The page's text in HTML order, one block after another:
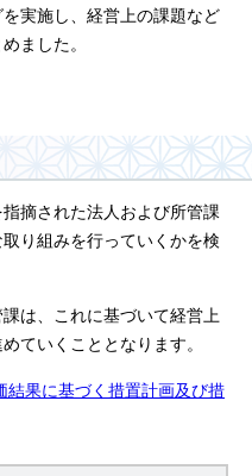
実施し、経営上の課題など
ました。
摘された法人および所管課
り組みを行っていくかを検
は、これに基づいて経営上
ていくこととなります。
結果に基づく措置計画及び措